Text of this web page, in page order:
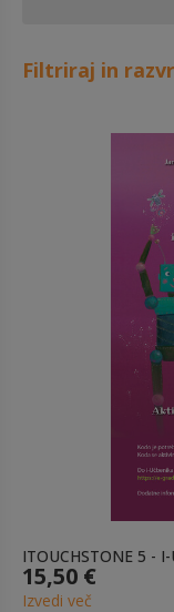
15,50 €
Izvedi več
Filtriraj in